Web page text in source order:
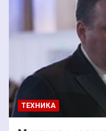
ТЕХНИКА